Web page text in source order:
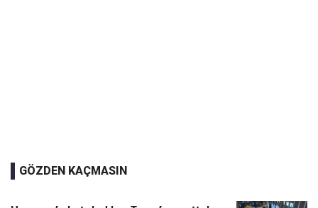
GÖZDEN KAÇMASIN